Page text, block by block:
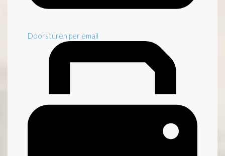
Doorsturen per email